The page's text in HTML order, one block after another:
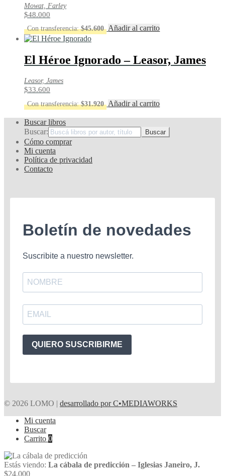
Mowat, Farley
$48.000
Con transferencia:$45.600 Añadir al carrito
El Héroe Ignorado – Leasor, James
Leasor, James
$33.600
Con transferencia:$31.920 Añadir al carrito
Buscar libros
Buscar:
Cómo comprar
Mi cuenta
Política de privacidad
Contacto
Boletín de novedades
Suscribite a nuestro newsletter.
QUIERO SUSCRIBIRME
© 2026 LOMO | desarrollado por C•MEDIAWORKS
Mi cuenta
Buscar
Carrito 0
Estás viendo: La cábala de predicción – Iglesias Janeiro, J.
$24.000